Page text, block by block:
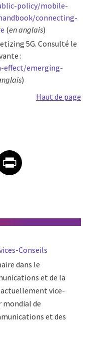
policy/mobile-
connecting-
(en anglais)
5G. Consulté le
:
effect/emerging-
)
Haut de page
Emailarticle on Print
Conseils
dans le
et de la
vice-
mondial de
et des